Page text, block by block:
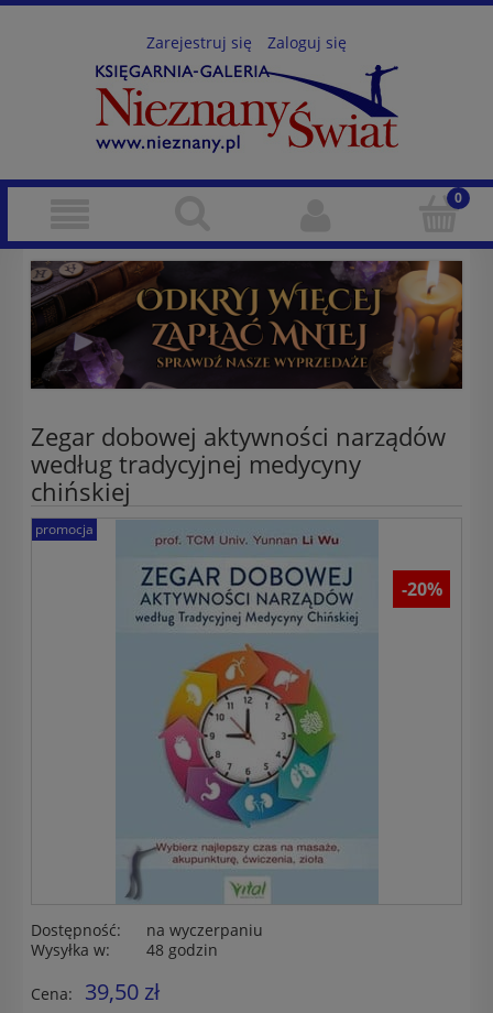
Zarejestruj się Zaloguj się
Zegar dobowej aktywności narządów
według tradycyjnej medycyny
chińskiej
promocja
-20%
Dostępność:
na wyczerpaniu
Wysyłka w:
48 godzin
Cena: 39,50 zł